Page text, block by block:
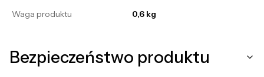
Waga produktu
0,6 kg
Bezpieczeństwo produktu